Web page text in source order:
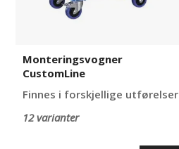
Monteringsvogner
CustomLine
Finnes i forskjellige utførelser
12 varianter